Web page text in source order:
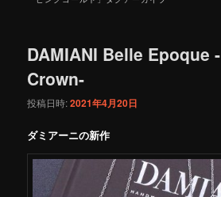
DAMIANI Belle Epoque -
Crown-
投稿日時:2021年4月20日
ダミアーニの新作